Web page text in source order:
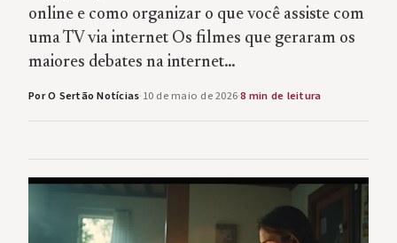
online e como organizar o que você assiste com
uma TV via internet Os filmes que geraram os
maiores debates na internet…
Por O Sertão Notícias·10 de maio de 2026·8 min de leitura